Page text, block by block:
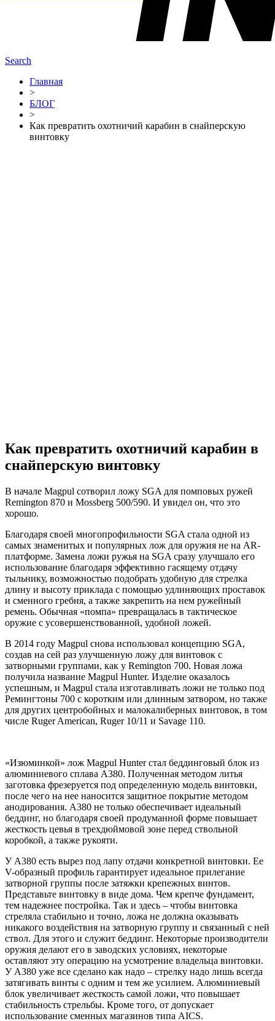
Search
Главная
>
БЛОГ
>
Как превратить охотничий карабин в снайперскую
винтовку
Как превратить охотничий карабин в
снайперскую винтовку
В начале Magpul сотворил ложу SGA для помповых ружей
Remington 870 и Mossberg 500/590. И увидел он, что это
хорошо.
Благодаря своей многопрофильности SGA стала одной из
самых знаменитых и популярных лож для оружия не на AR-
платформе. Замена ложи ружья на SGA сразу улучшало его
использование благодаря эффективно гасящему отдачу
тыльнику, возможностью подобрать удобную для стрелка
длину и высоту приклада с помощью удлиняющих проставок
и сменного гребня, а также закрепить на нем ружейный
ремень. Обычная «помпа» превращалась в тактическое
оружие с усовершенствованной, удобной ложей.
В 2014 году Magpul снова использовал концепцию SGA,
создав на сей раз улучшенную ложу для винтовок с
затворными группами, как у Remington 700. Новая ложа
получила название Magpul Hunter. Изделие оказалось
успешным, и Magpul стала изготавливать ложи не только под
Ремингтоны 700 с коротким или длинным затвором, но также
для других центробойных и малокалиберных винтовок, в том
числе Ruger American, Ruger 10/11 и Savage 110.
«Изюминкой» лож Magpul Hunter стал беддинговый блок из
алюминиевого сплава А380. Полученная методом литья
заготовка фрезеруется под определенную модель винтовки,
после чего на нее наносится защитное покрытие методом
анодирования. А380 не только обеспечивает идеальный
беддинг, но благодаря своей продуманной форме повышает
жесткость цевья в трехдюймовой зоне перед ствольной
коробкой, а также рукояти.
У А380 есть вырез под лапу отдачи конкретной винтовки. Ее
V-образный профиль гарантирует идеальное прилегание
затворной группы после затяжки крепежных винтов.
Представьте винтовку в виде дома. Чем крепче фундамент,
тем надежнее постройка. Так и здесь – чтобы винтовка
стреляла стабильно и точно, ложа не должна оказывать
никакого воздействия на затворную группу и связанный с ней
ствол. Для этого и служит беддинг. Некоторые производители
оружия делают его в заводских условиях, некоторые
оставляют эту операцию на усмотрение владельца винтовки.
У А380 уже все сделано как надо – стрелку надо лишь всегда
затягивать винты с одним и тем же усилием. Алюминиевый
блок увеличивает жесткость самой ложи, что повышает
стабильность стрельбы. Кроме того, от допускает
использование сменных магазинов типа AICS.